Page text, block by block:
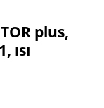
plus,
ısı